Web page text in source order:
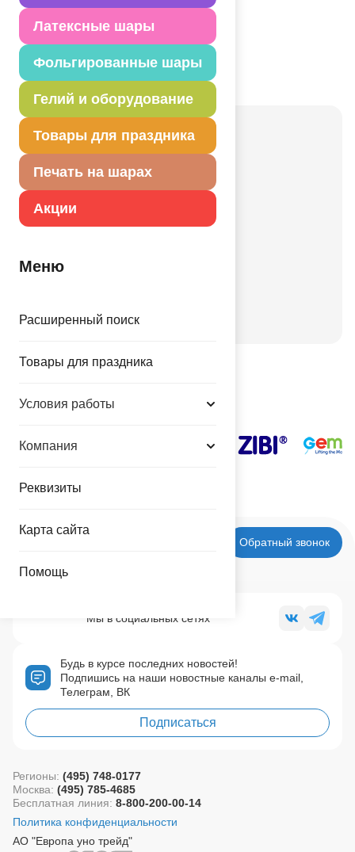
Латексные шары
Фольгированные шары
Гелий и оборудование
Товары для праздника
Печать на шарах
Акции
Меню
Расширенный поиск
Товары для праздника
Условия работы
Компания
Реквизиты
Карта сайта
Помощь
Актуальные праздники
Свадьбы
Корпоративные
Праздники
День рождения
Валентинов день
Новый год
Обратный звонок
Будь в курсе последних новостей!
Подпишись на наши новостные каналы e-mail,
Телеграм, ВК
Подписаться
Мы в социальных сетях
АО "Европа уно трейд"
Регионы: (495) 748-0177
Москва: (495) 785-4685
Бесплатная линия: 8-800-200-00-14
Политика конфиденциальности